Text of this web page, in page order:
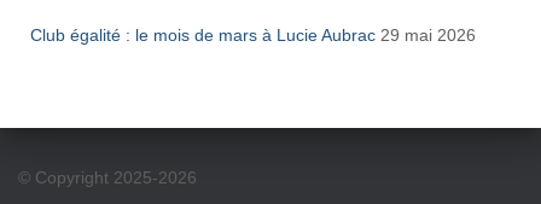
Club égalité : le mois de mars à Lucie Aubrac 29 mai 2026
© Copyright 2025-2026